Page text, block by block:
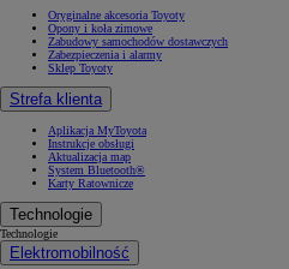
Oryginalne akcesoria Toyoty
Opony i koła zimowe
Zabudowy samochodów dostawczych
Zabezpieczenia i alarmy
Sklep Toyoty
Strefa klienta
Aplikacja MyToyota
Instrukcje obsługi
Aktualizacja map
System Bluetooth®
Karty Ratownicze
Technologie
Technologie
Elektromobilność